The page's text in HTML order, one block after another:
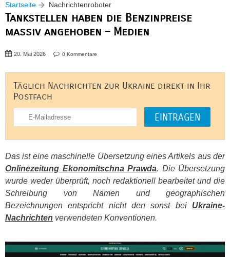
Startseite Nachrichtenroboter
Tankstellen haben die Benzinpreise
massiv angehoben – Medien
20. Mai 2026 0 Kommentare
Täglich Nachrichten zur Ukraine direkt in Ihr
Postfach
Das ist eine maschinelle Übersetzung eines Artikels aus der
Onlinezeitung Ekonomitschna Prawda. Die Übersetzung
wurde weder überprüft, noch redaktionell bearbeitet und die
Schreibung von Namen und geographischen
Bezeichnungen entspricht nicht den sonst bei Ukraine-
Nachrichten verwendeten Konventionen.